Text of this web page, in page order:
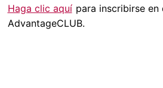
Haga clic aquí para inscribirse en
AdvantageCLUB.